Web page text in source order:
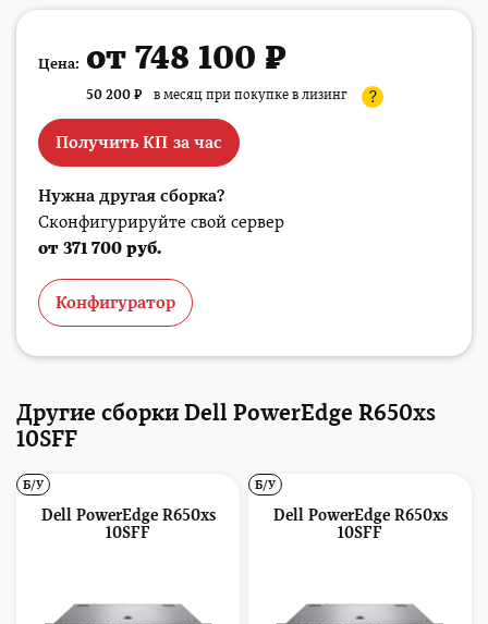
Цена: от 748 100 ₽
50 200 ₽ в месяц при покупке в лизинг ?
Получить КП за час
Нужна другая сборка?
Сконфигурируйте свой сервер
от 371 700 руб.
Конфигуратор
Другие сборки Dell PowerEdge R650xs
10SFF
Dell PowerEdge R650xs
10SFF
Б/У
Dell PowerEdge R650xs
10SFF
Б/У